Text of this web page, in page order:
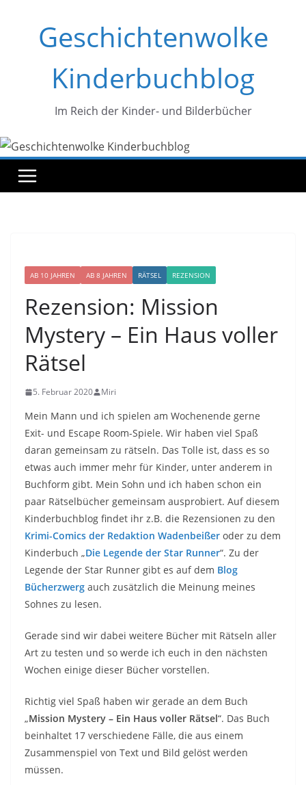
springenGeschichtenwolke
Kinderbuchblog
Im Reich der Kinder- und Bilderbücher
AB 10 JAHREN AB 8 JAHREN RÄTSEL REZENSION
Rezension: Mission
Mystery – Ein Haus voller
Rätsel
5. Februar 2020 Miri
Mein Mann und ich spielen am Wochenende gerne
Exit- und Escape Room-Spiele. Wir haben viel Spaß
daran gemeinsam zu rätseln. Das Tolle ist, dass es so
etwas auch immer mehr für Kinder, unter anderem in
Buchform gibt. Mein Sohn und ich haben schon ein
paar Rätselbücher gemeinsam ausprobiert. Auf diesem
Kinderbuchblog findet ihr z.B. die Rezensionen zu den
Krimi-Comics der Redaktion Wadenbeißer oder zu dem
Kinderbuch „Die Legende der Star Runner“. Zu der
Legende der Star Runner gibt es auf dem Blog
Bücherzwerg auch zusätzlich die Meinung meines
Sohnes zu lesen.
Gerade sind wir dabei weitere Bücher mit Rätseln aller
Art zu testen und so werde ich euch in den nächsten
Wochen einige dieser Bücher vorstellen.
Richtig viel Spaß haben wir gerade an dem Buch
„Mission Mystery – Ein Haus voller Rätsel“. Das Buch
beinhaltet 17 verschiedene Fälle, die aus einem
Zusammenspiel von Text und Bild gelöst werden
müssen.